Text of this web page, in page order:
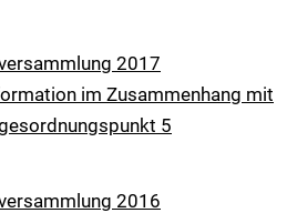
2017
im Zusammenhang mit
5
2016